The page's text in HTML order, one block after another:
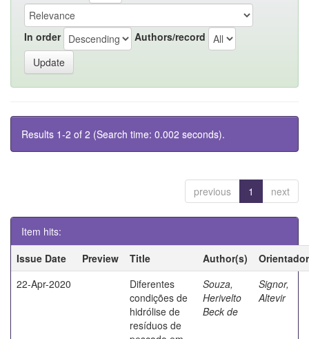
In order Authors/record
Results 1-2 of 2 (Search time: 0.002 seconds).
previous 1 next
Item hits:
Issue Date
Preview Title Author(s)
Orientador
22-Apr-2020
Diferentes
condições de
hidrólise de
resíduos de
Souza,
Herivelto
Beck de
Signor,
Altevir